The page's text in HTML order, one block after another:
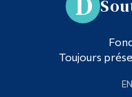
Toujours